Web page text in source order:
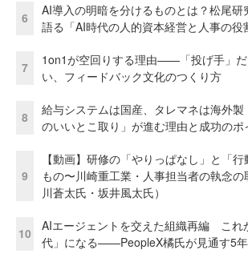
6
AI導入の明暗を分けるものとは？松尾
語る「AI時代の人的資本経営と人事の役
7
1on1が空回りする理由——「投げ手」
い、フィードバック文化のつくり方
8
給与システムは国産、タレマネは海外
のいいとこ取り」が進む理由と成功のポ
9
【動画】研修の「やりっぱなし」と「
もの〜川崎重工業・人事担当者の執念
川蒼太氏・坂井風太氏）
10
AIエージェントを交えた組織再編 これ
代」になる——PeopleX橘氏が見通す5